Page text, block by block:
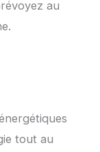
au
tout au